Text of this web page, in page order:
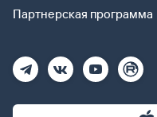
Партнерская программа